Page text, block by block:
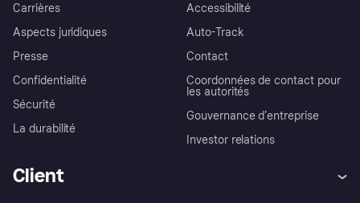
Carrières
Aspects juridiques
Presse
Confidentialité
Sécurité
La durabilité
Accessibilité
Auto-Track
Contact
Coordonnées de contact pour
les autorités
Gouvernance d’entreprise
Investor relations
Client